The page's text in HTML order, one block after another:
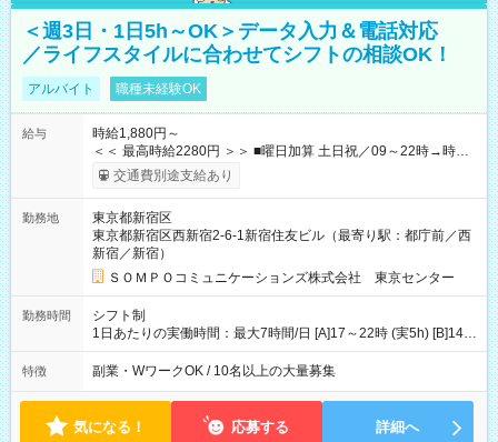
＜週3日・1日5h～OK＞データ入力＆電話対応
／ライフスタイルに合わせてシフトの相談OK！
アルバイト 職種未経験OK
給与
時給1,880円～
＜＜ 最高時給2280円 ＞＞ ■曜日加算 土日祝／09～22時→時給
＋400円 ■時間加算 月曜／09～12時→時給＋200円 月曜／17～
22時→時給＋200円 金曜／17～22時→時給＋400円 ■導入研
━━━━━━━━━━━━━━━ ■月収例 ◎ロングシフト（週3日×実7h） [1]
金曜日収：15160円×4日＝60640円 [2]土曜日収：15960円×5日
＝79800円 [3]日曜日収：15960円×5日＝79800円 [1]＋[2]＋[3]＝
月収22万240円 ◎ショートシフト（週3日×実5h） [1]月曜日収：
10400円×4日＝41600円 [2]金曜日収：11400円×4日＝45600円
[3]土曜日収：11400円×5日＝57000円 [1]＋[2]＋[3]＝月収14万
4200円 【試用期間】試用期間あり 試用期間の長さ：3ヶ月 ※ 雇
態：本採用時と同じです。 給与：時給 1,780円以上 ※各加算給
無
交通費別途支給あり
勤務地
東京都新宿区
東京都新宿区西新宿2-6-1新宿住友ビル（最寄り駅：都庁前／西
新宿／新宿）
ＳＯＭＰＯコミュニケーションズ株式会社 東京センター
勤務時間
シフト制
1日あたりの実働時間：最大7時間/日 [A]17～22時 (実5h) [B]14～
22時 (実7h/休1h） ★週3～5日※土or日必須 ◎休日：平日メイン
※[B]OJT終了後要相談 ◎下記選択制 （1）曜日固定 週3～・土or
選択可 ▶ご確認 祝日/GW/年末年始等も シフト通りの出勤が必要
です
特徴 副業・WワークOK / 10名以上の大量募集
気になる！ 応募する 詳細へ